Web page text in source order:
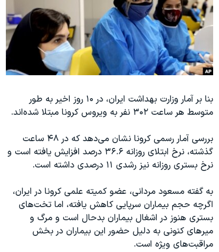
فرهنگ و زندگی
حقوق شهروندی
اقتصادی
علم و فناوری
گالری عکس
آرشیو پخش زنده
مستندها
انتخابات ریاست جمهوری آمریکا ۲۰۲۴
حمله جمهوری اسلامی به اسرائیل
رمز مهسا
اعتراضات زن، زندگی، آزادی
مجموعه مستندهای دادخواهی
دادگاه حمید نوری
چهل سال گروگان‌گیری
اعتراضات مردمی آبان ۹۸
اسرائیل در جنگ
نرگس محمدی برنده جایزه نوبل صلح
دنبال کنید
زبانهای مختلف
بنا بر آمار وزارت بهداشت ایران، در ۱۰ روز اخیر به طور
متوسط هر ساعت ۳۰۲ نفر به ویروس کرونا مبتلا شده‌اند.
بررسی آمار رسمی کرونا نشان می‌دهد که در ۴۸ ساعت
گذشته، نرخ ابتلای روزانه ۳۶.۶ درصد افزایش یافته است و
نرخ بستری روزانه نیز رشدی ۱۱ درصدی داشته است.
به گفته مسعود مردانی، عضو کمیته علمی کرونا در ایران،
اگرچه حجم بیماران سرپایی کاهش یافته، اما تخت‌های
بستری هنوز در اشغال بیماران بدحال است و‌ مرگ و
میرهای‌ کنونی به دلیل حضور این بیماران در بخش‌‌
مراقبت‌های ویژه است.